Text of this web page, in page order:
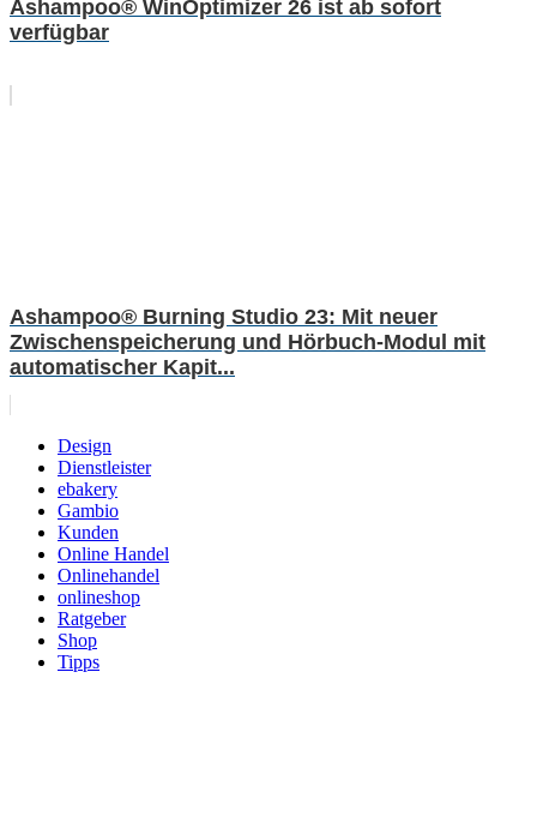
Ashampoo® WinOptimizer 26 ist ab sofort
verfügbar
Ashampoo® Burning Studio 23: Mit neuer
Zwischenspeicherung und Hörbuch-Modul mit
automatischer Kapit...
Design
Dienstleister
ebakery
Gambio
Kunden
Online Handel
Onlinehandel
onlineshop
Ratgeber
Shop
Tipps